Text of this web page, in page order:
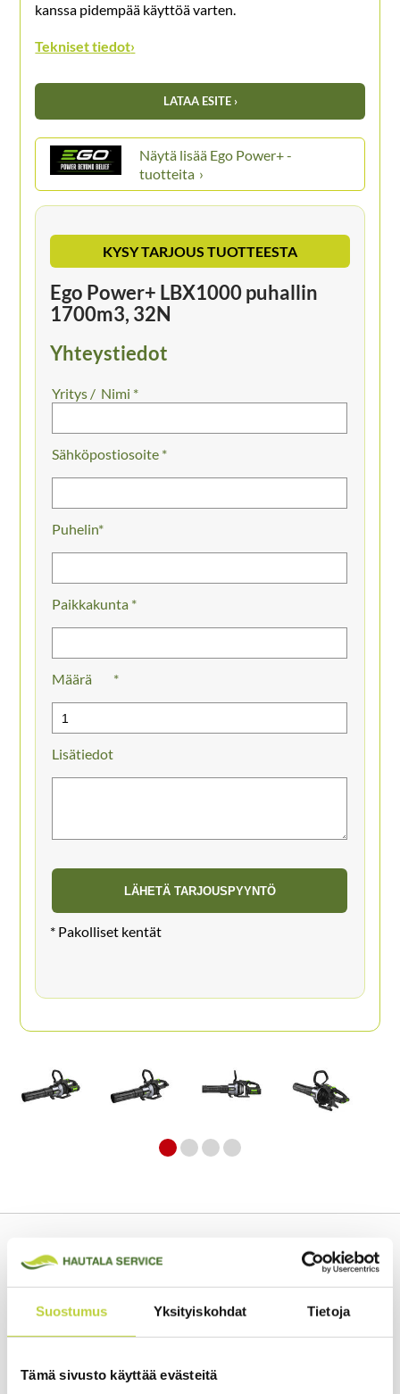
Suostumus Yksityiskohdat Tietoja
Tämä sivusto käyttää evästeitä
kanssa pidempää käyttöä varten.
Tekniset tiedot›
LATAA ESITE ›
Ego Power+ -
tuotteita
KYSY TARJOUS TUOTTEESTA
Ego Power+ LBX1000 puhallin
1700m3, 32N
Yhteystiedot
Nimi *
Sähköpostiosoite *
Puhelin
Paikkakunta *
Määrä
Lisätiedot
Tekniset tiedot
tehokkain akkukäyttöinen käsipuhallin ja se on täydellinen
valinta ammattilaisille puutarhan tai pihan siistimiseen
vaivattomasti yhdellä kädellä. Ergonominen lisäkahva